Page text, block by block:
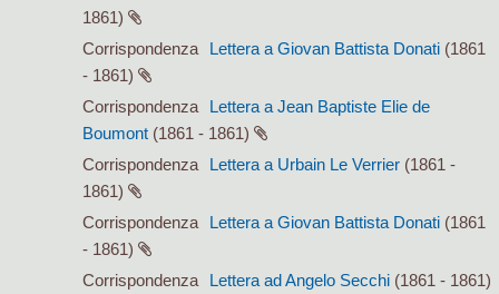
1861)
Corrispondenza
Lettera a Giovan Battista Donati (1861
- 1861)
Corrispondenza
Lettera a Jean Baptiste Elie de
Boumont (1861 - 1861)
Corrispondenza
Lettera a Urbain Le Verrier (1861 -
1861)
Corrispondenza
Lettera a Giovan Battista Donati (1861
- 1861)
Corrispondenza
Lettera ad Angelo Secchi (1861 - 1861)